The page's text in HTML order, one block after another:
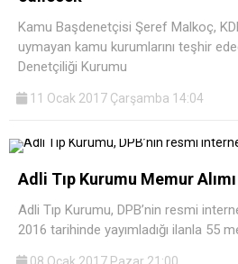
Kamu Başdenetçisi Şeref Malkoç,
uymayan kamu kurumlarını teşhir
Denetçiliği Kurumu
11 Ocak 2017 Çarşamba 14:04
Adli Tıp Kurumu Memur
Adli Tıp Kurumu, DPB’nin resmi
2016 tarihinde yayımladığı ilanla 55
08 Ocak 2017 Pazar 21:00